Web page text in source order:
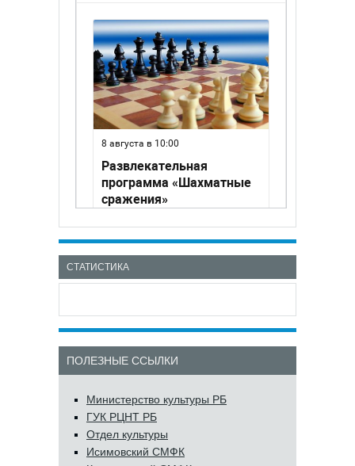
СТАТИСТИКА
ПОЛЕЗНЫЕ ССЫЛКИ
Министерство культуры РБ
ГУК РЦНТ РБ
Отдел культуры
Исимовский СМФК